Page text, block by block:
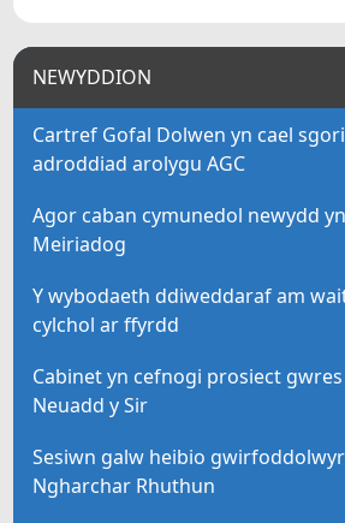
NEWYDDION
Cartref Gofal Dolwen yn cael
adroddiad arolygu AGC
Agor caban cymunedol newydd
Meiriadog
Y wybodaeth ddiweddaraf am
cylchol ar ffyrdd
Cabinet yn cefnogi prosiect
Neuadd y Sir
Sesiwn galw heibio
Ngharchar Rhuthun